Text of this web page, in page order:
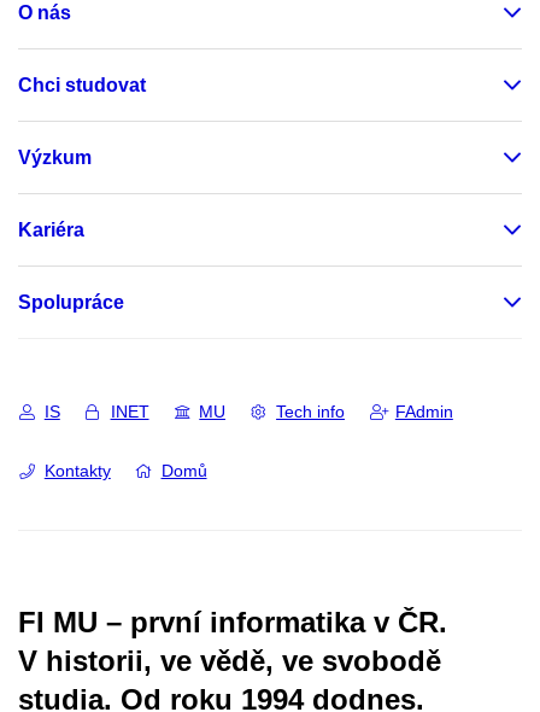
O nás
Chci studovat
Výzkum
Kariéra
Spolupráce
IS INET MU Tech info FAdmin
Kontakty Domů
FI MU – první informatika v ČR.
V historii, ve vědě, ve svobodě
studia. Od roku 1994 dodnes.